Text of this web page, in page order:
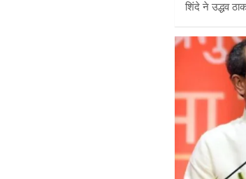
शिंदे ने उद्धव